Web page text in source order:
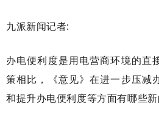
九派新闻记者:
办电便利度是用电营商环境的直
策相比，《意见》在进一步压减
和提升办电便利度等方面有哪些新